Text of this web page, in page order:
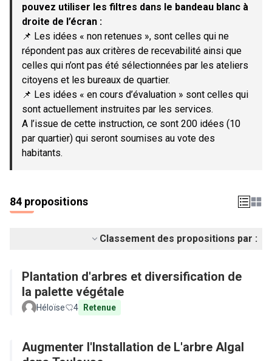
pouvez utiliser les filtres dans le bandeau blanc à
droite de l’écran :
📌 Les idées « non retenues », sont celles qui ne
répondent pas aux critères de recevabilité ainsi que
celles qui n’ont pas été sélectionnées par les ateliers
citoyens et les bureaux de quartier.
📌 Les idées « en cours d’évaluation » sont celles qui
sont actuellement instruites par les services.
A l’issue de cette instruction, ce sont 200 idées (10
par quartier) qui seront soumises au vote des
habitants.
84 propositions
Classement des propositions par :
Plantation d'arbres et diversification de
la palette végétale
Héloïse 4 Retenue
Augmenter l'Installation de L'arbre Algal